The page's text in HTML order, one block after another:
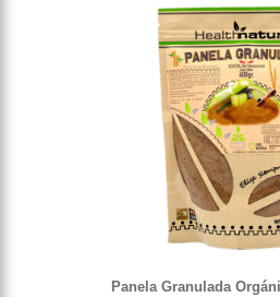
Panela Granulada